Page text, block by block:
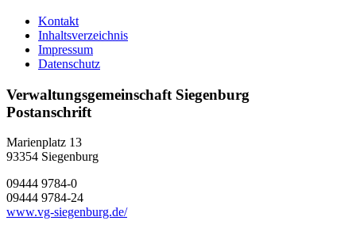
Kontakt
Inhaltsverzeichnis
Impressum
Datenschutz
Verwaltungsgemeinschaft Siegenburg
Postanschrift
Marienplatz 13
93354 Siegenburg
09444 9784-0
09444 9784-24
www.vg-siegenburg.de/